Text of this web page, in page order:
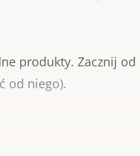
produkty. Zacznij od
od niego).